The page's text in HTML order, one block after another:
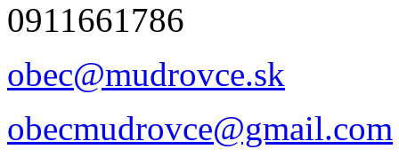
0911661786
obec@mudrovce.sk
obecmudrovce@gmail.com